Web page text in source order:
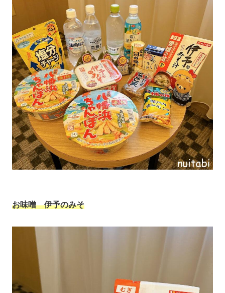
お味噌 伊予のみそ